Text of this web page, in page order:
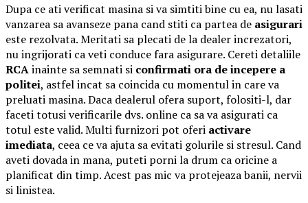
Dupa ce ati verificat masina si va simtiti bine cu ea, nu lasati
vanzarea sa avanseze pana cand stiti ca partea de asigurari
este rezolvata. Meritati sa plecati de la dealer increzatori,
nu ingrijorati ca veti conduce fara asigurare. Cereti detaliile
RCAinainte sa semnati si confirmati ora de incepere a
politei, astfel incat sa coincida cu momentul in care va
preluati masina. Daca dealerul ofera suport, folositi-l, dar
faceti totusi verificarile dvs. online ca sa va asigurati ca
totul este valid. Multi furnizori pot oferi activare
imediata, ceea ce va ajuta sa evitati golurile si stresul. Cand
aveti dovada in mana, puteti porni la drum ca oricine a
planificat din timp. Acest pas mic va protejeaza banii, nervii
si linistea.